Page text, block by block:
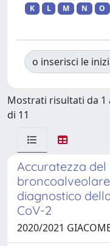
K
L M N O
o inserisci le
Mostrati risultati da 1
di 11
Accuratezza
diagnostico
CoV-2
2020/2021